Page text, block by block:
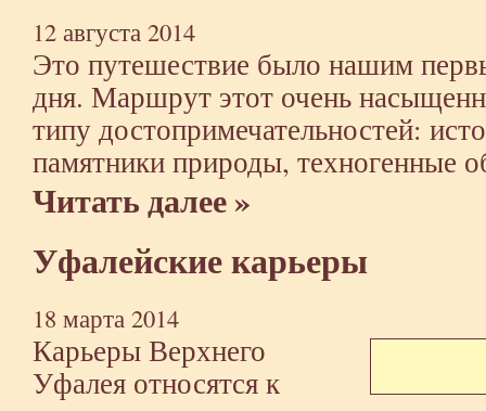
12 августа 2014
Это путешествие было нашим
дня. Маршрут этот очень
типу достопримечательностей:
памятники природы, техногенные
Читать далее »
Уфалейские карьеры
18 марта 2014
Карьеры Верхнего
Уфалея относятся к